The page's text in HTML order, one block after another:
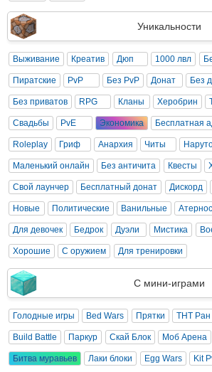
Уникальности
Выживание Креатив Дюп 1000 лвл
Пиратские PvP Без PvP Донат Без
Без приватов RPG Кланы Херобрин
Свадьбы PvE Экономика Бесплатная
Roleplay Гриф Анархия Читы
Маленький онлайн Без античита Квесты
Свой лаунчер Бесплатный донат Дискорд
Новые Политические Ванильные Атернос
Для девочек Бедрок Дуэли Мистика
Хорошие С оружием Для тренировки
С мини-играми
Голодные игры Bed Wars Прятки ТНТ Ран
Build Battle Паркур Скай Блок Моб Арена
Битва муравьев Лаки блоки Egg Wars Kit